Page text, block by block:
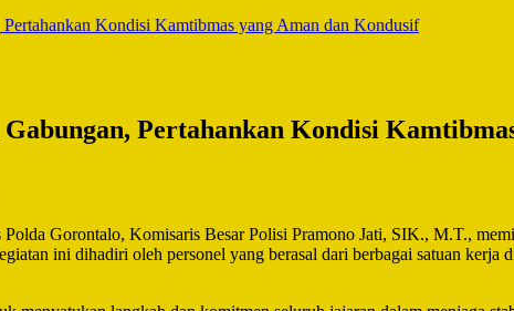
Kondisi Kamtibmas yang Aman dan Kondusif
Pertahankan Kondisi
Gorontalo, Komisaris Besar Polisi Pramono Jati, SIK., M.T.,
ini dihadiri oleh personel yang berasal dari berbagai satuan kerja